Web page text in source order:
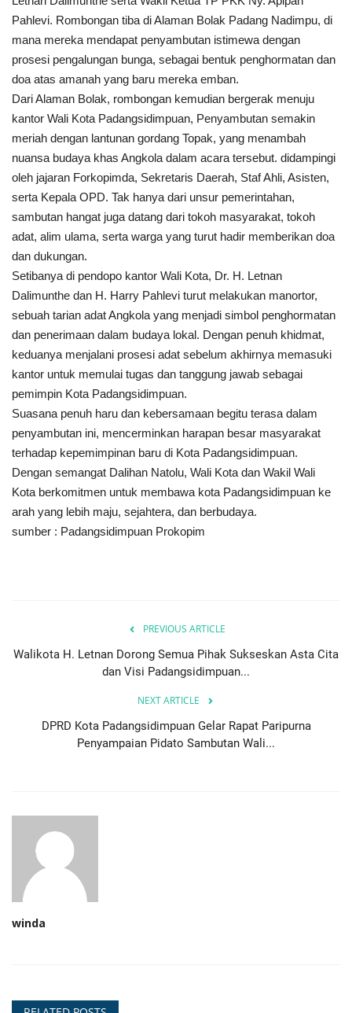
Pahlevi. Rombongan tiba di Alaman Bolak Padang Nadimpu, di
mana mereka mendapat penyambutan istimewa dengan
prosesi pengalungan bunga, sebagai bentuk penghormatan dan
doa atas amanah yang baru mereka emban.
Dari Alaman Bolak, rombongan kemudian bergerak menuju
kantor Wali Kota Padangsidimpuan, Penyambutan semakin
meriah dengan lantunan gordang Topak, yang menambah
nuansa budaya khas Angkola dalam acara tersebut. didampingi
oleh jajaran Forkopimda, Sekretaris Daerah, Staf Ahli, Asisten,
serta Kepala OPD. Tak hanya dari unsur pemerintahan,
sambutan hangat juga datang dari tokoh masyarakat, tokoh
adat, alim ulama, serta warga yang turut hadir memberikan doa
dan dukungan.
Setibanya di pendopo kantor Wali Kota, Dr. H. Letnan
Dalimunthe dan H. Harry Pahlevi turut melakukan manortor,
sebuah tarian adat Angkola yang menjadi simbol penghormatan
dan penerimaan dalam budaya lokal. Dengan penuh khidmat,
keduanya menjalani prosesi adat sebelum akhirnya memasuki
kantor untuk memulai tugas dan tanggung jawab sebagai
pemimpin Kota Padangsidimpuan.
Suasana penuh haru dan kebersamaan begitu terasa dalam
penyambutan ini, mencerminkan harapan besar masyarakat
terhadap kepemimpinan baru di Kota Padangsidimpuan.
Dengan semangat Dalihan Natolu, Wali Kota dan Wakil Wali
Kota berkomitmen untuk membawa kota Padangsidimpuan ke
arah yang lebih maju, sejahtera, dan berbudaya.
sumber : Padangsidimpuan Prokopim
PREVIOUS ARTICLE
Walikota H. Letnan Dorong Semua Pihak Sukseskan Asta Cita
dan Visi Padangsidimpuan...
NEXT ARTICLE
DPRD Kota Padangsidimpuan Gelar Rapat Paripurna
Penyampaian Pidato Sambutan Wali...
winda